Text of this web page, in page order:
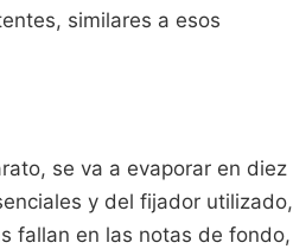
similares a esos
se va a evaporar en diez
y del fijador utilizado,
fallan en las notas de fondo,